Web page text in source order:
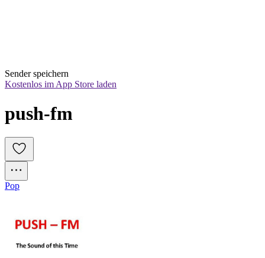
Sender speichern
Kostenlos im App Store laden
push-fm
Pop